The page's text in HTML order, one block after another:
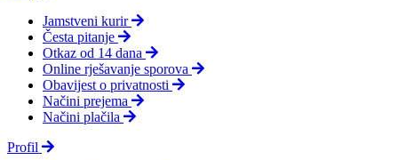
Jamstveni kurir
Česta pitanje
Otkaz od 14 dana
Online rješavanje sporova
Obavijest o privatnosti
Načini prejema
Načini plačila
Profil